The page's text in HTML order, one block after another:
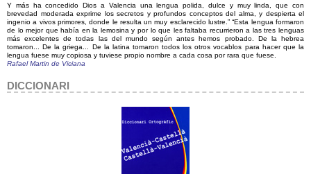
Y más ha concedido Dios a Valencia una lengua polida, dulce y muy linda, que con
brevedad moderada exprime los secretos y profundos conceptos del alma, y despierta el
ingenio a vivos primores, donde le resulta un muy esclarecido lustre.” “Esta lengua formaron
de lo mejor que había en la lemosina y por lo que les faltaba recurrieron a las tres lenguas
más excelentes de todas las del mundo según antes hemos probado. De la hebrea
tomaron... De la griega... De la latina tomaron todos los otros vocablos para hacer que la
lengua fuese muy copiosa y tuviese propio nombre a cada cosa por rara que fuese.
Rafael Martin de Viciana
DICCIONARI